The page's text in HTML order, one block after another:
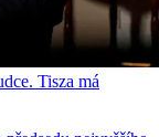
Tisza má